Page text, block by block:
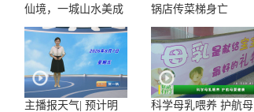
仙境，一城山水美成
水墨长卷
锅店传菜梯身亡
主播报天气| 预计明
科学母乳喂养 护航母